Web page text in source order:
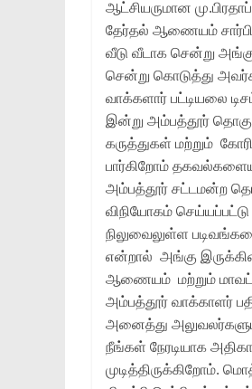
ஆட்சியருமான
தேர்தல் ஆணையம் சார்பில்
வீடு வீடாக சென்று
சென்று கொடுத்து
வாக்களார் பட்டியலை
இன்று அம்பத்தூர்
கருத்துகள் மற்றும்
பார்கிறோம்
அம்பத்தூர் சட்டமன்ற
விநியோகம்
நிலுவைலுள்ள
என்றால் அங்கு
ஆணையம் மற்றும் மாவட்ட
அம்பத்தூர் வாக்காளர்
அனைத்து
நீங்கள் நேரடியாக
முடித்திருக்கிறோம்.